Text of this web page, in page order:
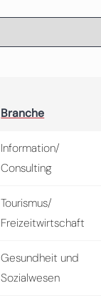
Branche
Information/
Consulting
Tourismus/
Freizeitwirtschaft
Gesundheit und
Sozialwesen